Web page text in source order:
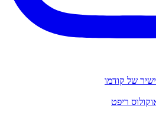
ריפט